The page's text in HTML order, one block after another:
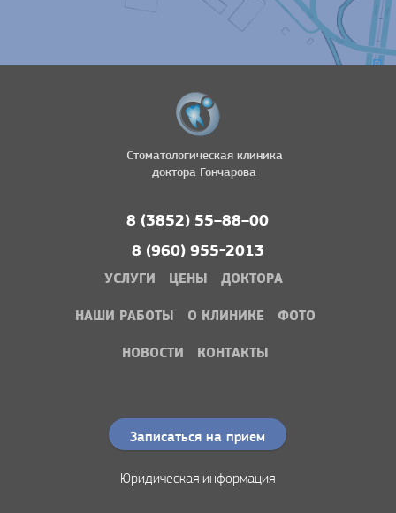
Стоматологическая клиника
доктора Гончарова
8 (3852) 55–88–00
8 (960) 955-2013
УСЛУГИ ЦЕНЫ ДОКТОРА
НАШИ РАБОТЫ О КЛИНИКЕ ФОТО
НОВОСТИ КОНТАКТЫ
Записаться на прием
Юридическая информация